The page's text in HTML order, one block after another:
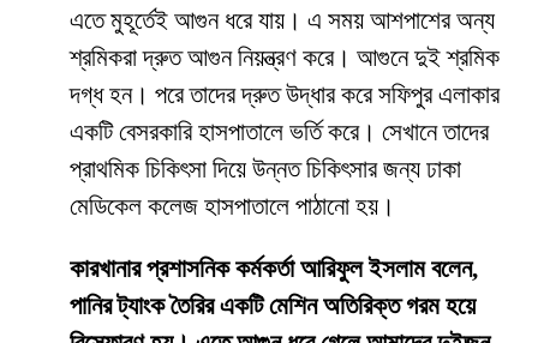
এতে মুহূর্তেই আগুন ধরে যায়। এ সময় আশপাশের অন্য
শ্রমিকরা দ্রুত আগুন নিয়ন্ত্রণ করে। আগুনে দুই শ্রমিক
দগ্ধ হন। পরে তাদের দ্রুত উদ্ধার করে সফিপুর এলাকার
একটি বেসরকারি হাসপাতালে ভর্তি করে। সেখানে তাদের
প্রাথমিক চিকিৎসা দিয়ে উন্নত চিকিৎসার জন্য ঢাকা
মেডিকেল কলেজ হাসপাতালে পাঠানো হয়।
কারখানার প্রশাসনিক কর্মকর্তা আরিফুল ইসলাম বলেন,
পানির ট্যাংক তৈরির একটি মেশিন অতিরিক্ত গরম হয়ে